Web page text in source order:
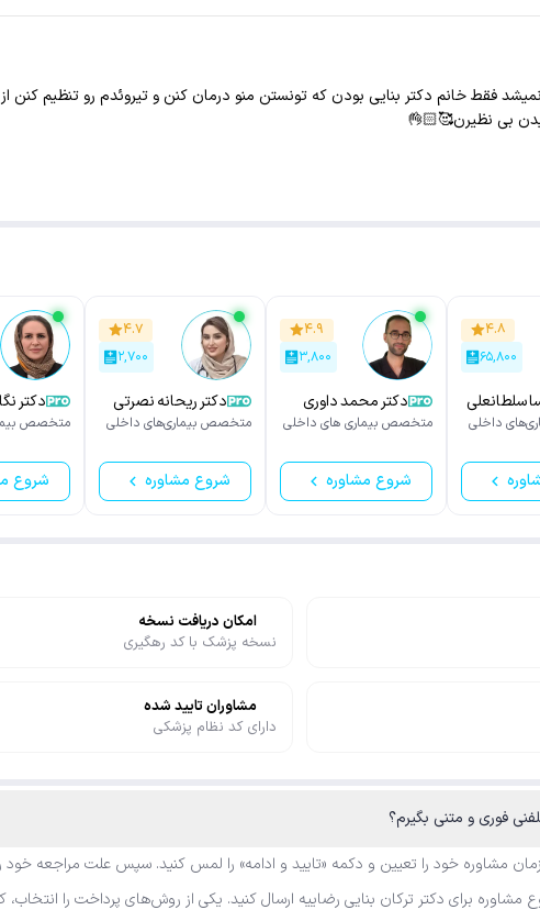
فقط خانم دکتر بنایی بودن که تونستن منو درمان کنن و تیروئدم رو تنظیم کنن
بی نظیرن🥰👌🏻
۴.۸
۶۵,۸۰۰
سلطانعلی
داخلی
۴.۹
۳,۸۰۰
دکتر محمد داوری
متخصص بیماری های داخلی
شروع مشاوره
۴.۷
۲,۷۰۰
دکتر ریحانه نصرتی
متخصص بیماری‌های داخلی
شروع مشاوره
دکتر
متخصص
شروع
امکان دریافت نسخه
نسخه پزشک با کد رهگیری
مشاوران تایید شده
دارای کد نظام پزشکی
مشاوره خود را تعیین و دکمه «تایید و ادامه» را لمس کنید. سپس علت مراجعه خود
برای دکتر ترکان بنایی رضاییه ارسال کنید. یکی از روش‌های پرداخت را انتخاب،